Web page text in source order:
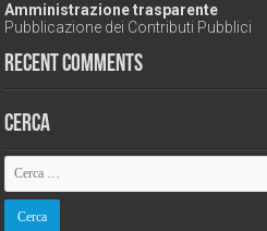
Amministrazione trasparente
Pubblicazione dei Contributi Pubblici
Recent Comments
Cerca